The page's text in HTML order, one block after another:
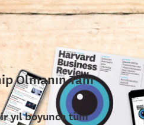
Olmanın Tam
yıl boyunca tüm